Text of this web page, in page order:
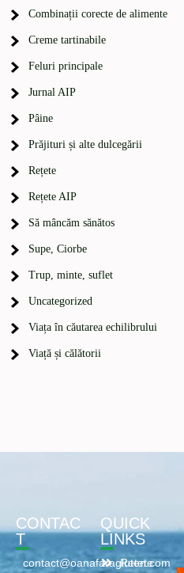
Combinații corecte de alimente
Creme tartinabile
Feluri principale
Jurnal AIP
Pâine
Prăjituri și alte dulcegării
Rețete
Rețete AIP
Să mâncăm sănătos
Supe, Ciorbe
Trup, minte, suflet
Uncategorized
Viața în căutarea echilibrului
Viață și călătorii
CONTAC
T
contact@oanafaragluten.com
QUICK
LINKS
Retete